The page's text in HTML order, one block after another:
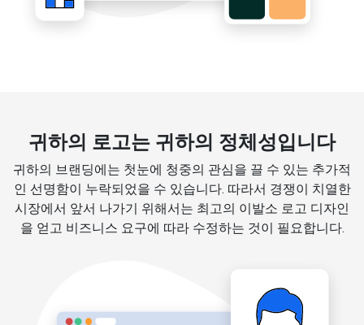
귀하의 로고는 귀하의 정체성입니다
귀하의 브랜딩에는 첫눈에 청중의 관심을 끌 수 있는 추가적
인 선명함이 누락되었을 수 있습니다. 따라서 경쟁이 치열한
시장에서 앞서 나가기 위해서는 최고의 이발소 로고 디자인
을 얻고 비즈니스 요구에 따라 수정하는 것이 필요합니다.